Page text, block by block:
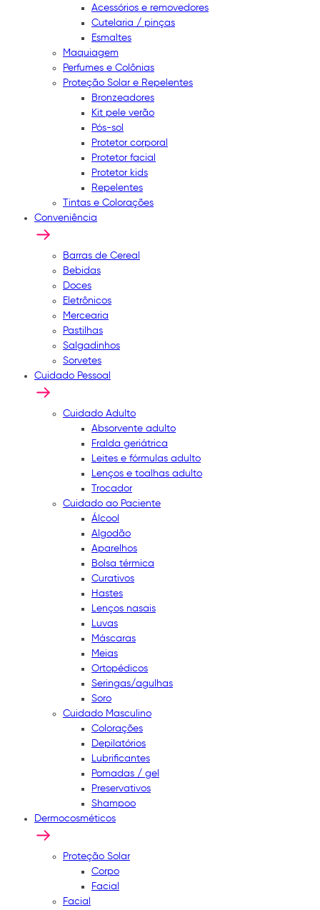
Acessórios e removedores
Cutelaria / pinças
Esmaltes
Maquiagem
Perfumes e Colônias
Proteção Solar e Repelentes
Bronzeadores
Kit pele verão
Pós-sol
Protetor corporal
Protetor facial
Protetor kids
Repelentes
Tintas e Colorações
Conveniência
Barras de Cereal
Bebidas
Doces
Eletrônicos
Mercearia
Pastilhas
Salgadinhos
Sorvetes
Cuidado Pessoal
Cuidado Adulto
Absorvente adulto
Fralda geriátrica
Leites e fórmulas adulto
Lenços e toalhas adulto
Trocador
Cuidado ao Paciente
Álcool
Algodão
Aparelhos
Bolsa térmica
Curativos
Hastes
Lenços nasais
Luvas
Máscaras
Meias
Ortopédicos
Seringas/agulhas
Soro
Cuidado Masculino
Colorações
Depilatórios
Lubrificantes
Pomadas / gel
Preservativos
Shampoo
Dermocosméticos
Proteção Solar
Corpo
Facial
Facial